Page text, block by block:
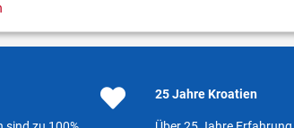
25 Jahre Kroatien